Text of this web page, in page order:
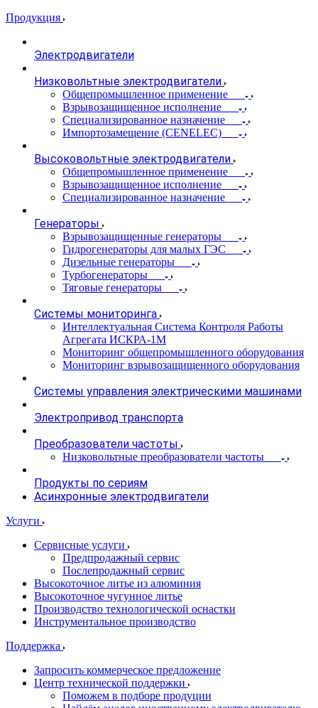
Продукция
Электродвигатели
Низковольтные электродвигатели
Общепромышленное применение
Взрывозащищенное исполнение
Специализированное назначение
Импортозамещение (CENELEC)
Высоковольтные электродвигатели
Общепромышленное применение
Взрывозащищенное исполнение
Специализированное назначение
Генераторы
Взрывозащищенные генераторы
Гидрогенераторы для малых ГЭС
Дизельные генераторы
Турбогенераторы
Тяговые генераторы
Системы мониторинга
Интеллектуальная Система Контроля Работы
Агрегата ИСКРА-1М
Мониторинг общепромышленного оборудования
Мониторинг взрывозащищенного оборудования
Системы управления электрическими машинами
Электропривод транспорта
Преобразователи частоты
Низковольтные преобразователи частоты
Продукты по сериям
Асинхронные электродвигатели
Услуги
Сервисные услуги
Предпродажный сервис
Послепродажный сервис
Высокоточное литье из алюминия
Высокоточное чугунное литье
Производство технологической оснастки
Инструментальное производство
Поддержка
Запросить коммерческое предложение
Центр технической поддержки
Поможем в подборе продуции